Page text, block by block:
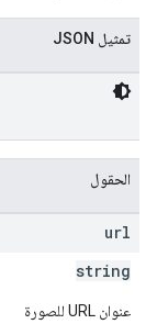
تمثيل JSON
الحقول
url
string
عنوان URL للصورة